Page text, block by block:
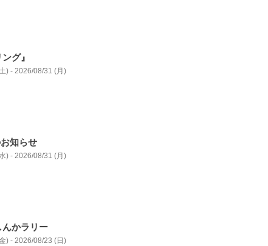
グ』
) - 2026/08/31 (月)
知らせ
) - 2026/08/31 (月)
かラリー
) - 2026/08/23 (日)